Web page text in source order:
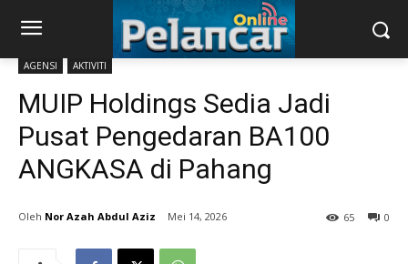
AGENSI AKTIVITI
MUIP Holdings Sedia Jadi
Pusat Pengedaran BA100
ANGKASA di Pahang
Nor Azah Abdul Aziz Mei 14, 2026 0
65